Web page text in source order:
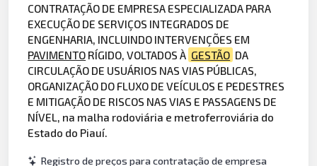
CONTRATAÇÃO DE EMPRESA ESPECIALIZADA PARA
EXECUÇÃO DE SERVIÇOS INTEGRADOS DE
ENGENHARIA, INCLUINDO INTERVENÇÕES EM
PAVIMENTO RÍGIDO, VOLTADOS À GESTÃO DA
CIRCULAÇÃO DE USUÁRIOS NAS VIAS PÚBLICAS,
ORGANIZAÇÃO DO FLUXO DE VEÍCULOS E PEDESTRES
E MITIGAÇÃO DE RISCOS NAS VIAS E PASSAGENS DE
NÍVEL, na malha rodoviária e metroferroviária do
Estado do Piauí.
Registro de preços para contratação de empresa